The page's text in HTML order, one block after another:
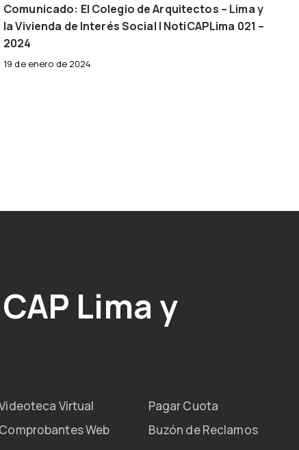
Comunicado: El Colegio de Arquitectos – Lima y
la Vivienda de Interés Social | NotiCAPLima 021 –
2024
19 de enero de 2024
Lima y
Virtual
Pagar Cuota
Comprobantes Web
Buzón de Reclamos